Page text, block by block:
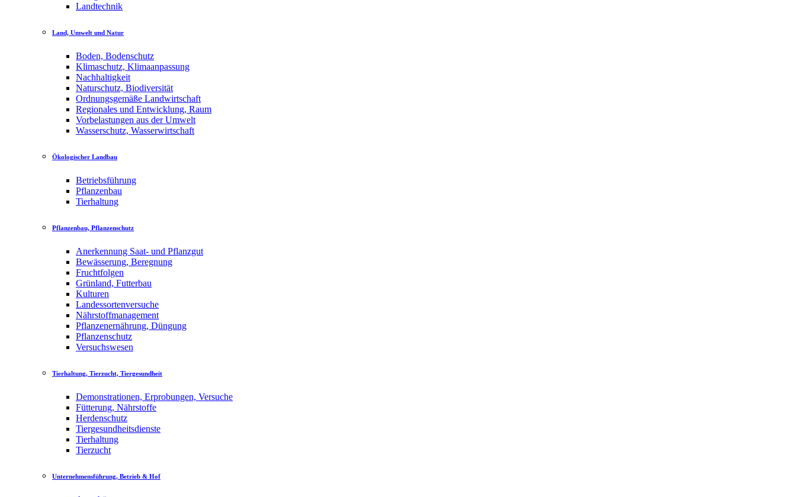
Landtechnik
Land, Umwelt und Natur
Boden, Bodenschutz
Klimaschutz, Klimaanpassung
Nachhaltigkeit
Naturschutz, Biodiversität
Ordnungsgemäße Landwirtschaft
Regionales und Entwicklung, Raum
Vorbelastungen aus der Umwelt
Wasserschutz, Wasserwirtschaft
Ökologischer Landbau
Betriebsführung
Pflanzenbau
Tierhaltung
Pflanzenbau, Pflanzenschutz
Anerkennung Saat- und Pflanzgut
Bewässerung, Beregnung
Fruchtfolgen
Grünland, Futterbau
Kulturen
Landessortenversuche
Nährstoffmanagement
Pflanzenernährung, Düngung
Pflanzenschutz
Versuchswesen
Tierhaltung, Tierzucht, Tiergesundheit
Demonstrationen, Erprobungen, Versuche
Fütterung, Nährstoffe
Herdenschutz
Tiergesundheitsdienste
Tierhaltung
Tierzucht
Unternehmensführung, Betrieb & Hof